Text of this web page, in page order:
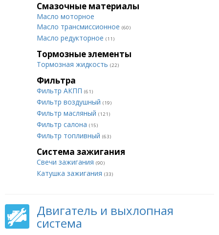
Смазочные материалы
Масло моторное
Масло трансмиссионное (60)
Масло редукторное (11)
Тормозные элементы
Тормозная жидкость (22)
Фильтра
Фильтр АКПП (61)
Фильтр воздушный (19)
Фильтр масляный (121)
Фильтр салона (15)
Фильтр топливный (63)
Система зажигания
Свечи зажигания (90)
Катушка зажигания (33)
Двигатель и выхлопная
система